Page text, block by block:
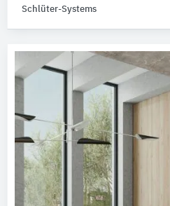
Schlüter-Systems